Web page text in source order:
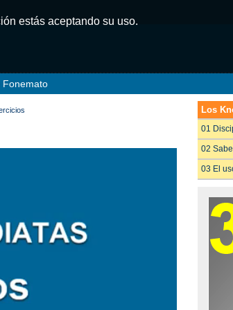
Fonemato
Los
01
02
03 El
estás aceptando su uso.